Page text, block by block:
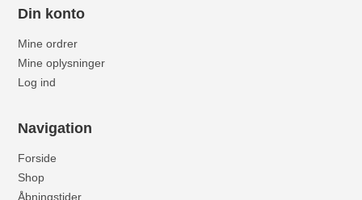
Din konto
Mine ordrer
Mine oplysninger
Log ind
Navigation
Forside
Shop
Åbningstider